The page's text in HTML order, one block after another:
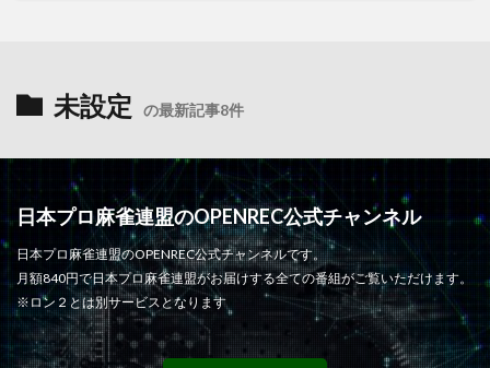
未設定 の最新記事8件
日本プロ麻雀連盟のOPENREC公式チャンネル
日本プロ麻雀連盟のOPENREC公式チャンネルです。
月額840円で日本プロ麻雀連盟がお届けする全ての番組がご覧いただけます。
※ロン２とは別サービスとなります